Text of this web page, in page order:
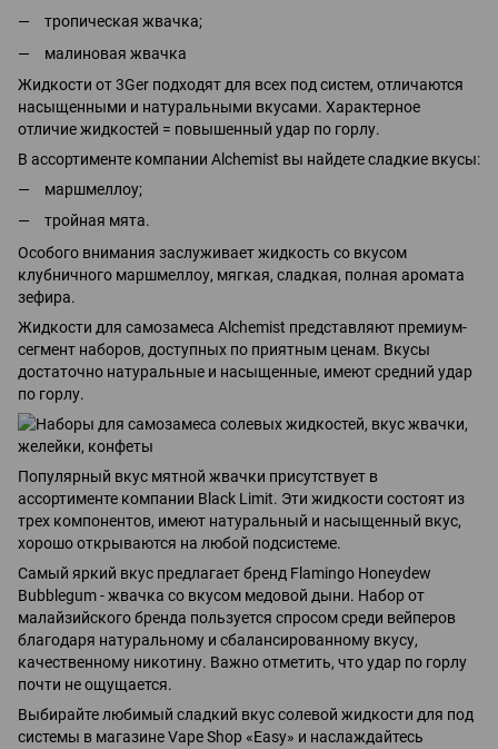
тропическая жвачка;
малиновая жвачка
Жидкости от 3Ger подходят для всех под систем, отличаются
насыщенными и натуральными вкусами. Характерное
отличие жидкостей = повышенный удар по горлу.
В ассортименте компании Alchemist вы найдете сладкие вкусы:
маршмеллоу;
тройная мята.
Особого внимания заслуживает жидкость со вкусом
клубничного маршмеллоу, мягкая, сладкая, полная аромата
зефира.
Жидкости для самозамеса Alchemist представляют премиум-
сегмент наборов, доступных по приятным ценам. Вкусы
достаточно натуральные и насыщенные, имеют средний удар
по горлу.
Популярный вкус мятной жвачки присутствует в
ассортименте компании Black Limit. Эти жидкости состоят из
трех компонентов, имеют натуральный и насыщенный вкус,
хорошо открываются на любой подсистеме.
Самый яркий вкус предлагает бренд Flamingo Honeydew
Bubblegum - жвачка со вкусом медовой дыни. Набор от
малайзийского бренда пользуется спросом среди вейперов
благодаря натуральному и сбалансированному вкусу,
качественному никотину. Важно отметить, что удар по горлу
почти не ощущается.
Выбирайте любимый сладкий вкус солевой жидкости для под
системы в магазине Vape Shop «Easy» и наслаждайтесь